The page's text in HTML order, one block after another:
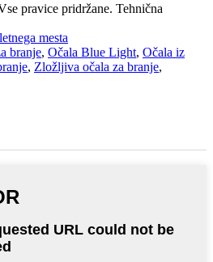
pravice pridržane. Tehnična
mesta
branje, Očala Blue Light, Očala iz
, Zložljiva očala za branje,